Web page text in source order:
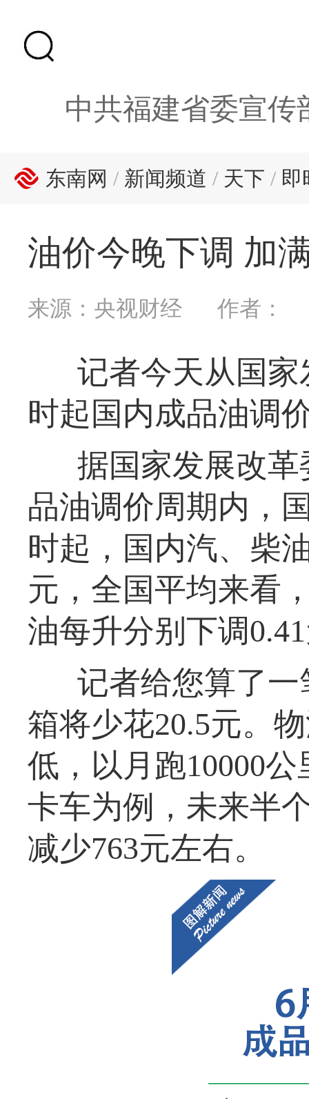
中共福建省委宣传
东南网 / 新闻频道 / 天下 / 即
油价今晚下调 加
来源：央视财经 作者：
记者今天从国
时起国内成品油调
据国家发展改
品油调价周期内，
时起，国内汽、柴
元，全国平均来看
油每升分别下调
记者给您算了一
箱将少花20.5元。
低，以月跑10000
卡车为例，未来半
减少763元左右。